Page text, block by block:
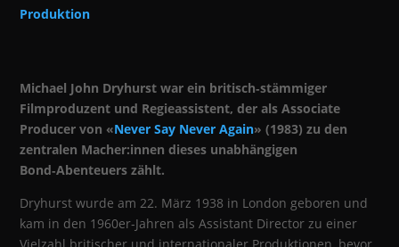
Produktion
Michael John Dryhurst war ein britisch‑stämmiger
Filmproduzent und Regieassistent, der als Associate
Producer von «Never Say Never Again» (1983) zu den
zentralen Macher:innen dieses unabhängigen
Bond‑Abenteuers zählt.
Dryhurst wurde am 22. März 1938 in London geboren und
kam in den 1960er‑Jahren als Assistant Director zu einer